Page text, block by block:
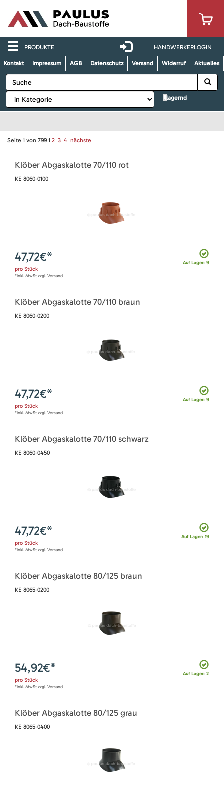
PRODUKTE HANDWERKERLOGIN
Kontakt Impressum AGB Datenschutz Versand Widerruf Aktuelles
lagernd
Seite 1 von 799 1 2 3 4 nächste
Klöber Abgaskalotte 70/110 rot
KE 8060-0100
Auf Lager: 9
47,72€*
pro Stück
*inkl. MwSt zzgl. Versand
Klöber Abgaskalotte 70/110 braun
KE 8060-0200
Auf Lager: 9
47,72€*
pro Stück
*inkl. MwSt zzgl. Versand
Klöber Abgaskalotte 70/110 schwarz
KE 8060-0450
Auf Lager: 19
47,72€*
pro Stück
*inkl. MwSt zzgl. Versand
Klöber Abgaskalotte 80/125 braun
KE 8065-0200
Auf Lager: 2
54,92€*
pro Stück
*inkl. MwSt zzgl. Versand
Klöber Abgaskalotte 80/125 grau
KE 8065-0400